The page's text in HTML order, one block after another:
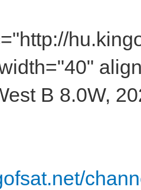
B 8.0W,